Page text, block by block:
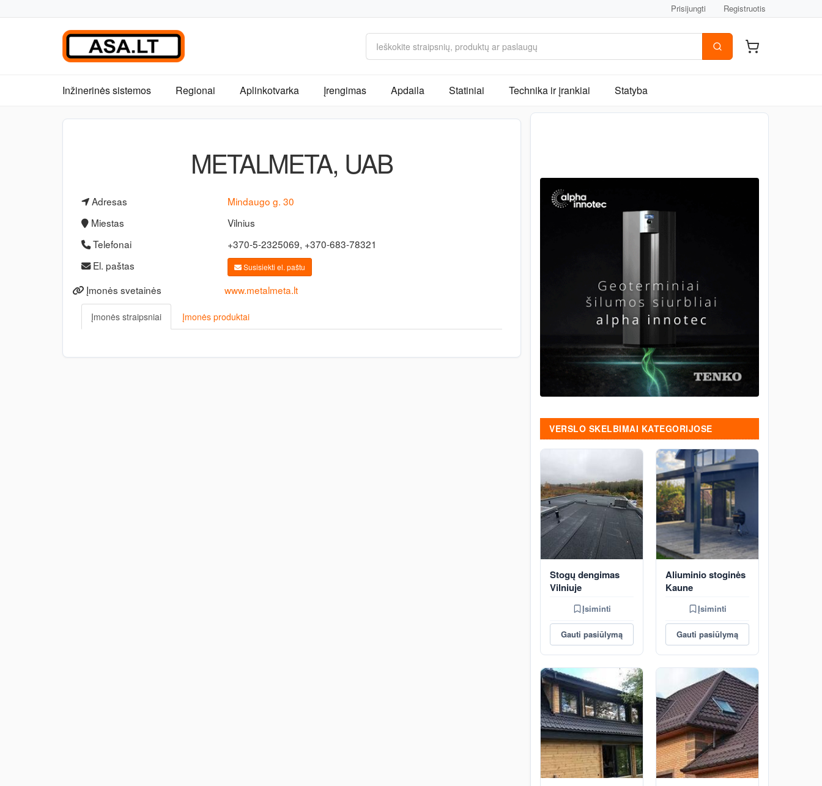
Prisijungti Registruotis
Inžinerinės sistemos Regionai Aplinkotvarka Įrengimas Apdaila Statiniai Technika ir įrankiai Statyba
METALMETA, UAB
Adresas
Mindaugo g. 30
Miestas
Vilnius
Telefonai
+370-5-2325069, +370-683-78321
El. paštas
Susisiekti el. paštu
Įmonės svetainės www.metalmeta.lt
Įmonės straipsniai Įmonės produktai
VERSLO SKELBIMAI KATEGORIJOSE
Stogų dengimas
Vilniuje
Įsiminti
Gauti pasiūlymą
Aliuminio stoginės
Kaune
Įsiminti
Gauti pasiūlymą